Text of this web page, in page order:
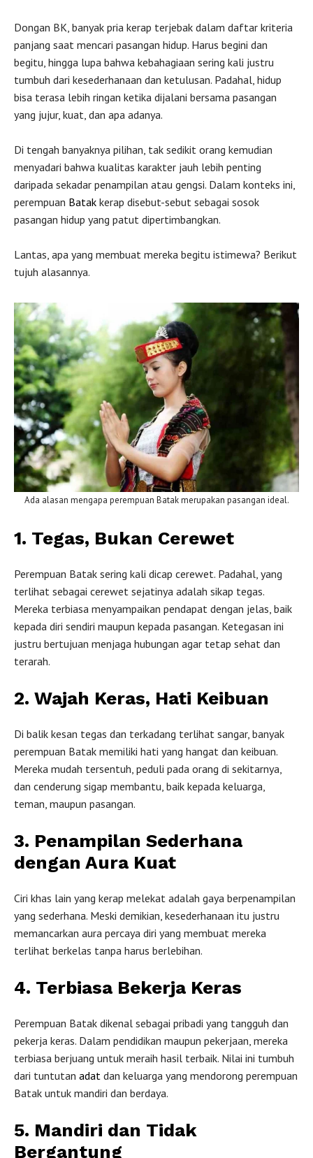
Dongan BK, banyak pria kerap terjebak dalam daftar kriteria
panjang saat mencari pasangan hidup. Harus begini dan
begitu, hingga lupa bahwa kebahagiaan sering kali justru
tumbuh dari kesederhanaan dan ketulusan. Padahal, hidup
bisa terasa lebih ringan ketika dijalani bersama pasangan
yang jujur, kuat, dan apa adanya.
Di tengah banyaknya pilihan, tak sedikit orang kemudian
menyadari bahwa kualitas karakter jauh lebih penting
daripada sekadar penampilan atau gengsi. Dalam konteks ini,
perempuan Batak kerap disebut-sebut sebagai sosok
pasangan hidup yang patut dipertimbangkan.
Lantas, apa yang membuat mereka begitu istimewa? Berikut
tujuh alasannya.
Ada alasan mengapa perempuan Batak merupakan pasangan ideal.
1. Tegas, Bukan Cerewet
Perempuan Batak sering kali dicap cerewet. Padahal, yang
terlihat sebagai cerewet sejatinya adalah sikap tegas.
Mereka terbiasa menyampaikan pendapat dengan jelas, baik
kepada diri sendiri maupun kepada pasangan. Ketegasan ini
justru bertujuan menjaga hubungan agar tetap sehat dan
terarah.
2. Wajah Keras, Hati Keibuan
Di balik kesan tegas dan terkadang terlihat sangar, banyak
perempuan Batak memiliki hati yang hangat dan keibuan.
Mereka mudah tersentuh, peduli pada orang di sekitarnya,
dan cenderung sigap membantu, baik kepada keluarga,
teman, maupun pasangan.
3. Penampilan Sederhana
dengan Aura Kuat
Ciri khas lain yang kerap melekat adalah gaya berpenampilan
yang sederhana. Meski demikian, kesederhanaan itu justru
memancarkan aura percaya diri yang membuat mereka
terlihat berkelas tanpa harus berlebihan.
4. Terbiasa Bekerja Keras
Perempuan Batak dikenal sebagai pribadi yang tangguh dan
pekerja keras. Dalam pendidikan maupun pekerjaan, mereka
terbiasa berjuang untuk meraih hasil terbaik. Nilai ini tumbuh
dari tuntutan adat dan keluarga yang mendorong perempuan
Batak untuk mandiri dan berdaya.
5. Mandiri dan Tidak
Bergantung